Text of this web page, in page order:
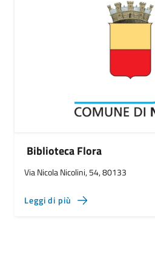
Biblioteca Flora
Via Nicola Nicolini, 54, 80133
Leggi di più